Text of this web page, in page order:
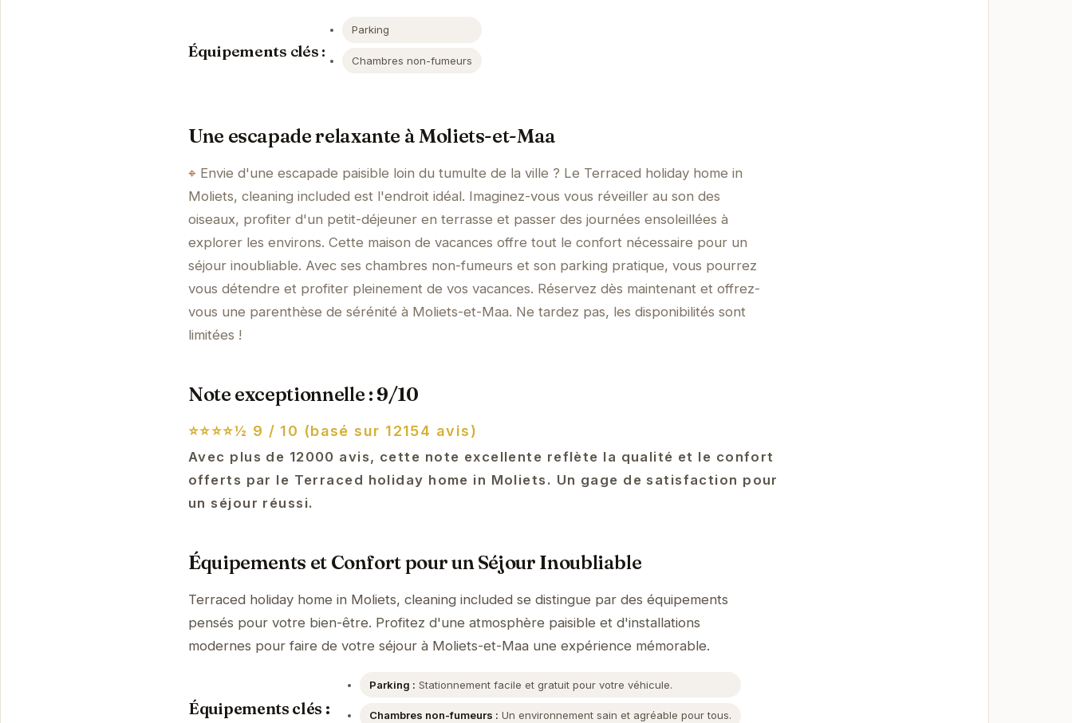
Équipements clés :
Parking
Chambres non-fumeurs
Une escapade relaxante à Moliets-et-Maa
Envie d'une escapade paisible loin du tumulte de la ville ? Le Terraced holiday home in
Moliets, cleaning included est l'endroit idéal. Imaginez-vous vous réveiller au son des
oiseaux, profiter d'un petit-déjeuner en terrasse et passer des journées ensoleillées à
explorer les environs. Cette maison de vacances offre tout le confort nécessaire pour un
séjour inoubliable. Avec ses chambres non-fumeurs et son parking pratique, vous pourrez
vous détendre et profiter pleinement de vos vacances. Réservez dès maintenant et offrez-
vous une parenthèse de sérénité à Moliets-et-Maa. Ne tardez pas, les disponibilités sont
limitées !
Note exceptionnelle : 9/10
⭐⭐⭐⭐½ 9 / 10 (basé sur 12154 avis)
Avec plus de 12000 avis, cette note excellente reflète la qualité et le confort
offerts par le Terraced holiday home in Moliets. Un gage de satisfaction pour
un séjour réussi.
Équipements et Confort pour un Séjour Inoubliable
Terraced holiday home in Moliets, cleaning included se distingue par des équipements
pensés pour votre bien-être. Profitez d'une atmosphère paisible et d'installations
modernes pour faire de votre séjour à Moliets-et-Maa une expérience mémorable.
Équipements clés :
Parking : Stationnement facile et gratuit pour votre véhicule.
Chambres non-fumeurs : Un environnement sain et agréable pour tous.